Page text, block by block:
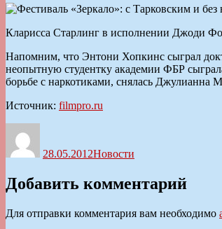
Кларисса Старлинг в исполнении Джоди
Напомним, что Энтони Хопкинс сыграл
неопытную студентку академии ФБР
борьбе с наркотиками, снялась Джулианна
Источник: filmpro.ru
28.05.2012Новости
Добавить комментарий
Для отправки комментария вам необходимо